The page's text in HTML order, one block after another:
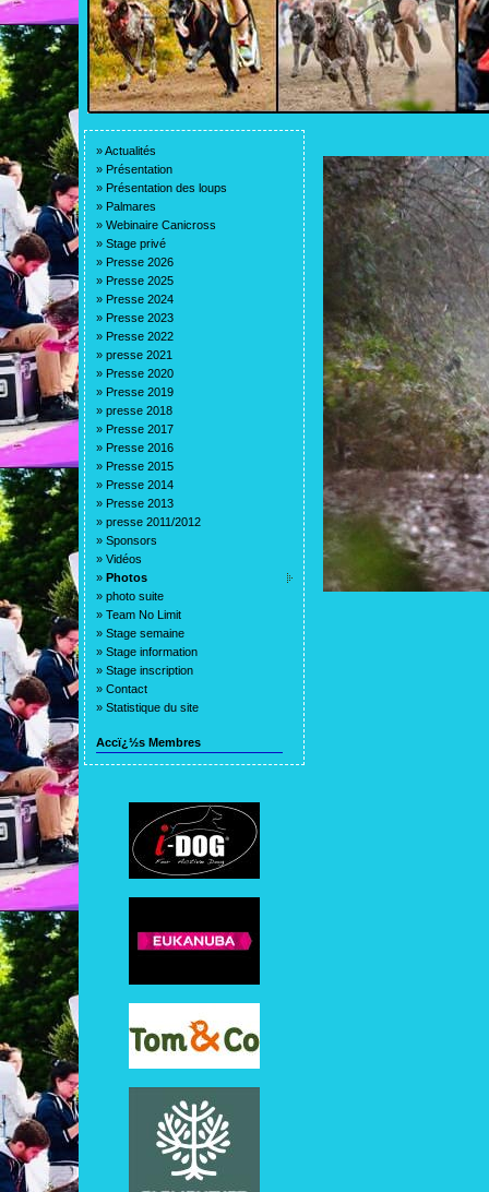
»Actualités
» Présentation
» Présentation des loups
» Palmares
» Webinaire Canicross
» Stage privé
» Presse 2026
» Presse 2025
» Presse 2024
» Presse 2023
» Presse 2022
» presse 2021
» Presse 2020
» Presse 2019
» presse 2018
» Presse 2017
» Presse 2016
» Presse 2015
» Presse 2014
» Presse 2013
» presse 2011/2012
» Sponsors
» Vidéos
» Photos
» photo suite
» Team No Limit
» Stage semaine
» Stage information
» Stage inscription
» Contact
» Statistique du site
Accï¿½s Membres